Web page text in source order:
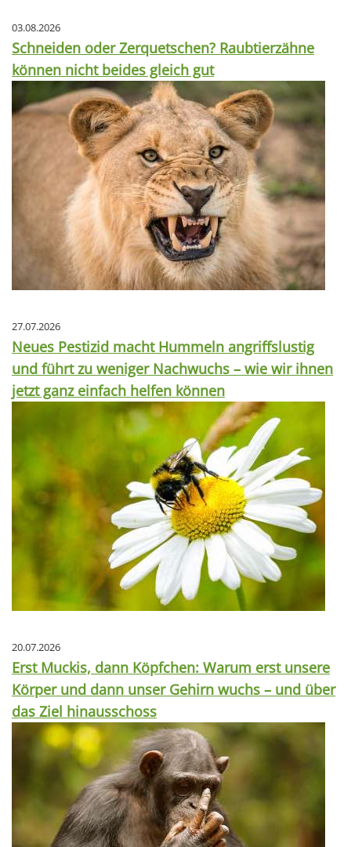
03.08.2026
Schneiden oder Zerquetschen? Raubtierzähne
können nicht beides gleich gut
27.07.2026
Neues Pestizid macht Hummeln angriffslustig
und führt zu weniger Nachwuchs – wie wir ihnen
jetzt ganz einfach helfen können
20.07.2026
Erst Muckis, dann Köpfchen: Warum erst unsere
Körper und dann unser Gehirn wuchs – und über
das Ziel hinausschoss